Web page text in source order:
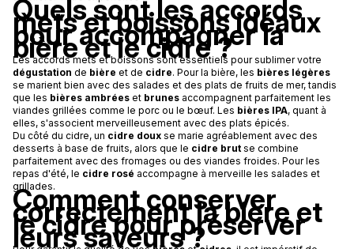
Quels sont les accords
mets et boissons idéaux
pour accompagner la
bière et le cidre ?
Les accords mets et boissons sont essentiels pour sublimer votre
dégustation de bière et de cidre. Pour la bière, les bières légères
se marient bien avec des salades et des plats de fruits de mer, tandis
que les bières ambrées et brunes accompagnent parfaitement les
viandes grillées comme le porc ou le bœuf. Les bières IPA, quant à
elles, s'associent merveilleusement avec des plats épicés.
Du côté du cidre, un cidre doux se marie agréablement avec des
desserts à base de fruits, alors que le cidre brut se combine
parfaitement avec des fromages ou des viandes froides. Pour les
repas d'été, le cidre rosé accompagne à merveille les salades et
grillades.
Comment conserver
correctement la bière et
le cidre pour préserver
leurs saveurs ?